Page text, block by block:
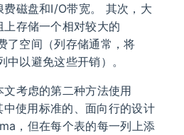
磁盘和I/O带宽。 其次，大
存储一个相对较大的
了空间（列存储通常，将
以避免这些开销）。
考虑的第二种方法使用
使用标准的、面向行的设计
，但在每个表的每一列上添